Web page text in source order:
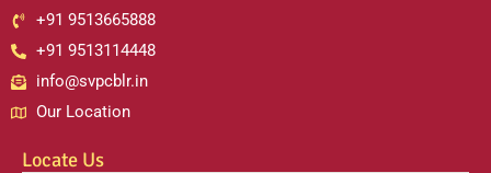
+91 9513665888
+91 9513114448
info@svpcblr.in
Our Location
Locate Us